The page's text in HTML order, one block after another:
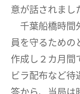
意が話されまし
千葉船橋時間
員を守るため
作成し２カ月間
ビラ配布など